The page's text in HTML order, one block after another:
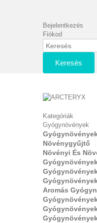
Bejelentkezés
Fiókod
Keresés
Kategóriák
Gyógynövények
Növénygyűjtő
Növényi És
Aromás